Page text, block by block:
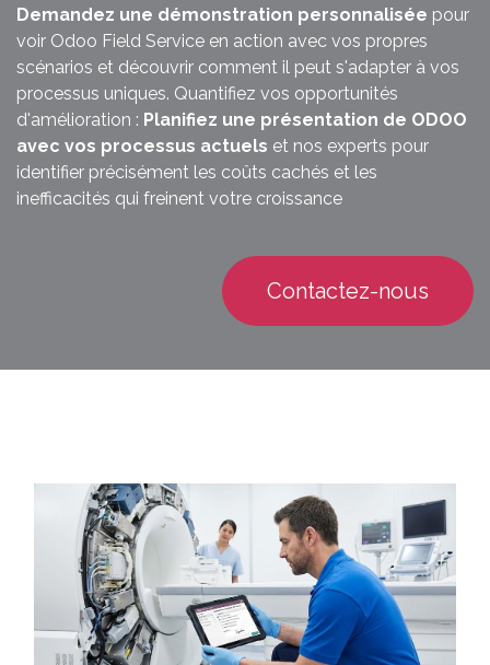
Demandez une démonstration personnalisée pour
voir Odoo Field Service en action avec vos propres
scénarios et découvrir comment il peut s'adapter à vos
processus uniques. Quantifiez vos opportunités
d'amélioration : Planifiez une présentation de ODOO
avec vos processus actuels et nos experts pour
identifier précisément les coûts cachés et les
inefficacités qui freinent votre croissance
Contactez-nous